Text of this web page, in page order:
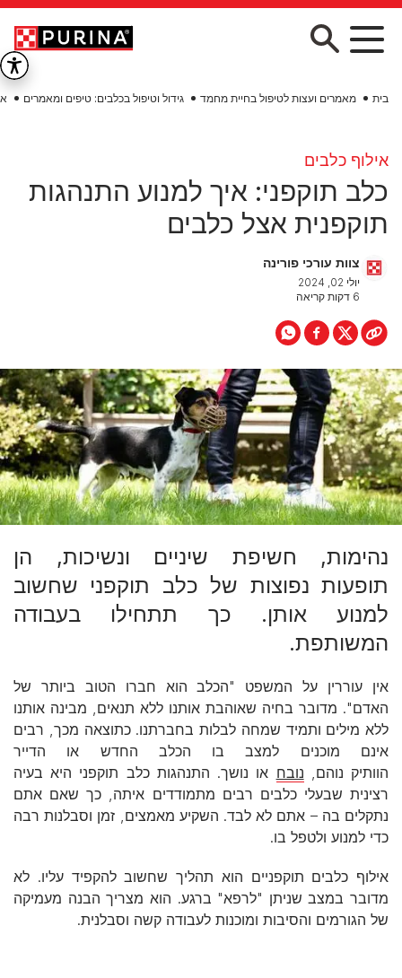
Skip to main content
בית מאמרים ועצות לטיפול בחיית מחמד גידול וטיפול בכלבים: טיפים ומאמרים
אילוף כלבים
כלב תוקפני: איך למנוע התנהגות
תוקפנית אצל כלבים
צוות עורכי פורינה
יולי 02, 2024
6 דקות קריאה
נהימות, חשיפת שיניים ונשיכות, הן
תופעות נפוצות של כלב תוקפני שחשוב
למנוע אותן. כך תתחילו בעבודה
המשותפת.
אין עוררין על המשפט "הכלב הוא חברו הטוב ביותר של
האדם". מדובר בחיה שאוהבת אותנו ללא תנאים, מבינה אותנו
ללא מילים ותמיד שמחה לבלות בחברתנו. כתוצאה מכך, רבים
אינם מוכנים למצב בו הכלב החדש או הדייר
הוותיק נוהם, נובח או נושך. התנהגות כלב תוקפני היא בעיה
רצינית שבעלי כלבים רבים מתמודדים איתה, כך שאם אתם
נתקלים בה – אתם לא לבד. השקיע מאמצים, זמן וסבלנות רבה
כדי למנוע ולטפל בו.
אילוף כלבים תוקפניים הוא תהליך שחשוב להקפיד עליו. לא
מדובר במצב שניתן "לרפא" ברגע. הוא מצריך הבנה מעמיקה
של הגורמים והסיבות ומוכנות לעבודה קשה וסבלנית.